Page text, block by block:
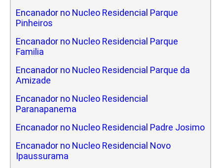
Encanador no Nucleo Residencial Parque
Pinheiros
Encanador no Nucleo Residencial Parque
Familia
Encanador no Nucleo Residencial Parque da
Amizade
Encanador no Nucleo Residencial
Paranapanema
Encanador no Nucleo Residencial Padre Josimo
Encanador no Nucleo Residencial Novo
Ipaussurama